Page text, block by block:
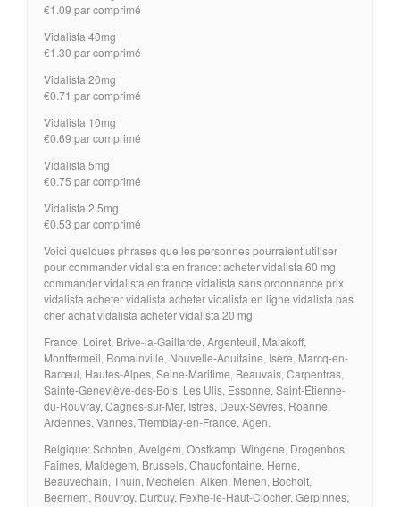
€1.09 par comprimé
Vidalista 40mg
€1.30 par comprimé
Vidalista 20mg
€0.71 par comprimé
Vidalista 10mg
€0.69 par comprimé
Vidalista 5mg
€0.75 par comprimé
Vidalista 2.5mg
€0.53 par comprimé
Voici quelques phrases que les personnes pourraient utiliser
pour commander vidalista en france: acheter vidalista 60 mg
commander vidalista en france vidalista sans ordonnance prix
vidalista acheter vidalista acheter vidalista en ligne vidalista pas
cher achat vidalista acheter vidalista 20 mg
France: Loiret, Brive-la-Gaillarde, Argenteuil, Malakoff,
Montfermeil, Romainville, Nouvelle-Aquitaine, Isère, Marcq-en-
Barœul, Hautes-Alpes, Seine-Maritime, Beauvais, Carpentras,
Sainte-Geneviève-des-Bois, Les Ulis, Essonne, Saint-Étienne-
du-Rouvray, Cagnes-sur-Mer, Istres, Deux-Sèvres, Roanne,
Ardennes, Vannes, Tremblay-en-France, Agen.
Belgique: Schoten, Avelgem, Oostkamp, Wingene, Drogenbos,
Faimes, Maldegem, Brussels, Chaudfontaine, Herne,
Beauvechain, Thuin, Mechelen, Alken, Menen, Bocholt,
Beernem, Rouvroy, Durbuy, Fexhe-le-Haut-Clocher, Gerpinnes,